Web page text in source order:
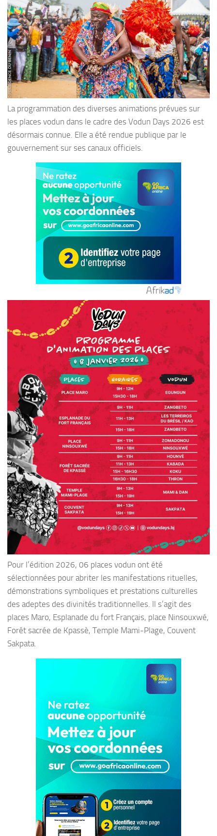
La programmation des diverses animations prévues sur
les places vodun dans le cadre des Vodun Days 2026 est
désormais connue. Elle a été rendue publique par le
gouvernement sur ses canaux officiels.
Pour l’édition 2026, 06 places vodun ont été
sélectionnées pour abriter les manifestations rituelles,
démonstrations symboliques et prestations culturelles
des adeptes des divinités traditionnelles. Il s’agit des
places Maro, Esplanade du fort Français, place Ninsouxwé,
Forêt sacrée de Kpassè, Temple Mami-Plage, Couvent
Sakpata.